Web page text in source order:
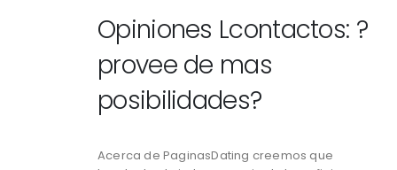
Opiniones Lcontactos: ?
provee de mas
posibilidades?
Acerca de PaginasDating creemos que